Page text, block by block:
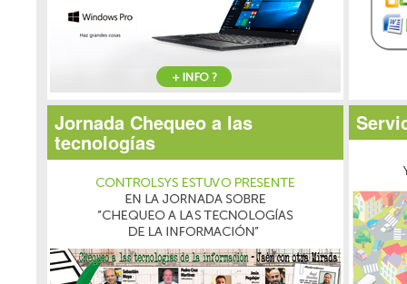
Jornada Chequeo a las
tecnologías